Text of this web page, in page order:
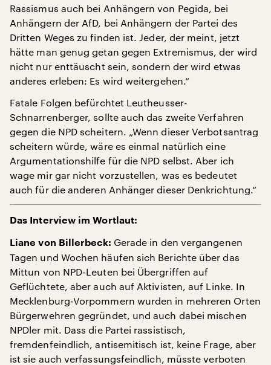
Rassismus auch bei Anhängern von Pegida, bei
Anhängern der AfD, bei Anhängern der Partei des
Dritten Weges zu finden ist. Jeder, der meint, jetzt
hätte man genug getan gegen Extremismus, der wird
nicht nur enttäuscht sein, sondern der wird etwas
anderes erleben: Es wird weitergehen.“
Fatale Folgen befürchtet Leutheusser-
Schnarrenberger, sollte auch das zweite Verfahren
gegen die NPD scheitern. „Wenn dieser Verbotsantrag
scheitern würde, wäre es einmal natürlich eine
Argumentationshilfe für die NPD selbst. Aber ich
wage mir gar nicht vorzustellen, was es bedeutet
auch für die anderen Anhänger dieser Denkrichtung.“
Das Interview im Wortlaut:
Liane von Billerbeck: Gerade in den vergangenen
Tagen und Wochen häufen sich Berichte über das
Mittun von NPD-Leuten bei Übergriffen auf
Geflüchtete, aber auch auf Aktivisten, auf Linke. In
Mecklenburg-Vorpommern wurden in mehreren Orten
Bürgerwehren gegründet, und auch dabei mischen
NPDler mit. Dass die Partei rassistisch,
fremdenfeindlich, antisemitisch ist, keine Frage, aber
ist sie auch verfassungsfeindlich, müsste verboten